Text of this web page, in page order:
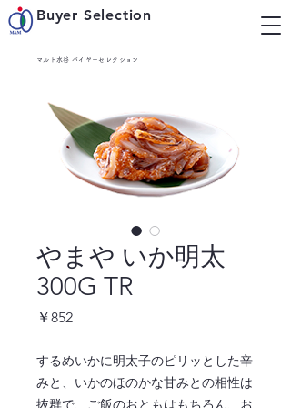
Buyer Selection
マルト水谷 バイヤーセレクション
やまや いか明太
300G TR
￥852価
するめいかに明太子のピリッとした辛
みと、いかのほのかな甘みとの相性は
抜群で、ご飯のおともはもちろん、お